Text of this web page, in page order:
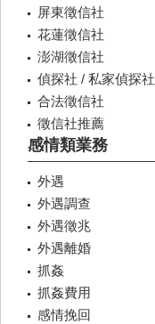
屏東徵信社
花蓮徵信社
澎湖徵信社
偵探社 / 私家偵探社
合法徵信社
徵信社推薦
感情類業務
外遇
外遇調查
外遇徵兆
外遇離婚
抓姦
抓姦費用
感情挽回